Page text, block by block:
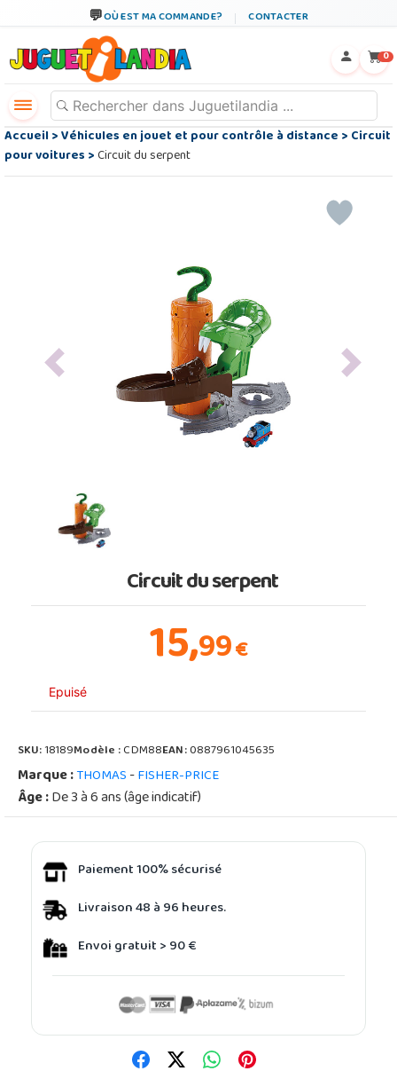
OÙ EST MA COMMANDE? CONTACTER
0
Accueil>Véhicules en jouet et pour contrôle à distance>Circuit
pour voitures>Circuit du serpent
Previous Next
Circuit du serpent
15,99€
Epuisé
SKU:18189Modèle :CDM88EAN:0887961045635
Marque :THOMAS-FISHER-PRICE
Âge :De 3 à 6 ans (âge indicatif)
Paiement 100% sécurisé
Livraison 48 à 96 heures.
Envoi gratuit > 90 €